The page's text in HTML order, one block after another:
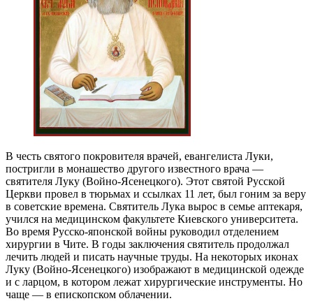
В честь святого покровителя врачей, евангелиста Луки,
постригли в монашество другого известного врача —
святителя Луку (Войно-Ясенецкого). Этот святой Русской
Церкви провел в тюрьмах и ссылках 11 лет, был гоним за веру
в советские времена. Святитель Лука вырос в семье аптекаря,
учился на медицинском факультете Киевского университета.
Во время Русско-японской войны руководил отделением
хирургии в Чите. В годы заключения святитель продолжал
лечить людей и писать научные труды. На некоторых иконах
Луку (Войно-Ясенецкого) изображают в медицинской одежде
и с ларцом, в котором лежат хирургические инструменты. Но
чаще — в епископском облачении.